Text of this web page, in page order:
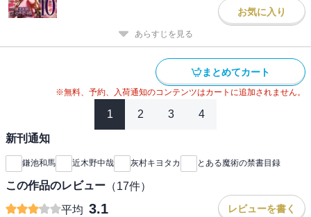
お気に入り
あらすじを見る
まとめてカート
※無料、予約、入荷通知のコンテンツはカートに追加されません。
1 2 3 4
新刊通知
鎌池和馬 近木野中哉 灰村キヨタカ とある魔術の禁書目録
この作品のレビュー （17件）
平均 3.1 レビューを書く